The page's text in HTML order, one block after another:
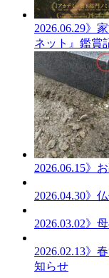
2026.06.29》
ネット』鑑賞
2026.06.15》
2026.04.30》
2026.03.02》
2026.02.13》
知らせ